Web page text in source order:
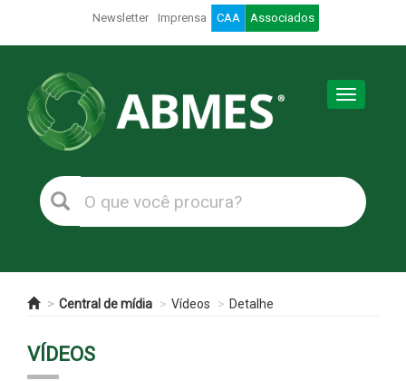
Newsletter Imprensa CAA Associados
Toggle
Central de mídia Vídeos Detalhe
VÍDEOS